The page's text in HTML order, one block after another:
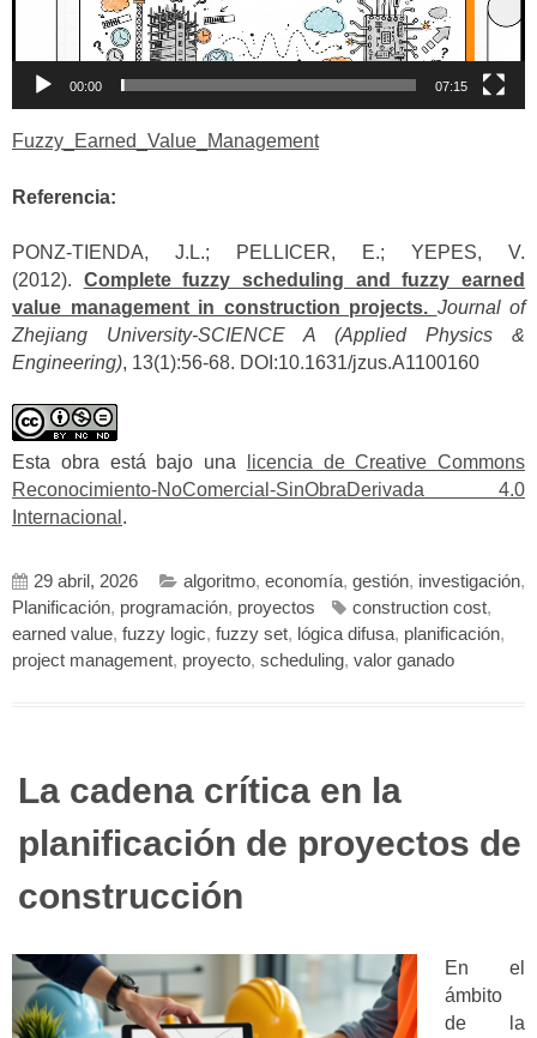
00:00 07:15
Fuzzy_Earned_Value_Management
Referencia:
PONZ-TIENDA, J.L.; PELLICER, E.; YEPES, V.
(2012). Complete fuzzy scheduling and fuzzy earned
value management in construction projects. Journal of
Zhejiang University-SCIENCE A (Applied Physics &
Engineering), 13(1):56-68. DOI:10.1631/jzus.A1100160
Esta obra está bajo una
licencia de Creative Commons
Reconocimiento-NoComercial-SinObraDerivada 4.0
Internacional .
29 abril, 2026 algoritmo, economía, gestión, investigación,
Planificación, programación, proyectos construction cost,
earned value, fuzzy logic, fuzzy set, lógica difusa, planificación,
project management, proyecto, scheduling, valor ganado
La cadena crítica en la
planificación de proyectos de
construcción
En el
ámbito
de la